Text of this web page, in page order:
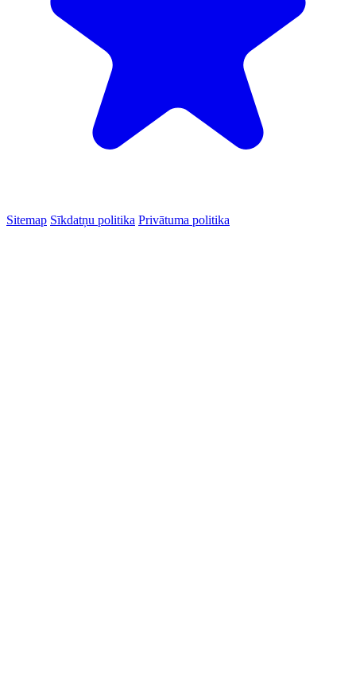
Sitemap Sīkdatņu politika Privātuma politika